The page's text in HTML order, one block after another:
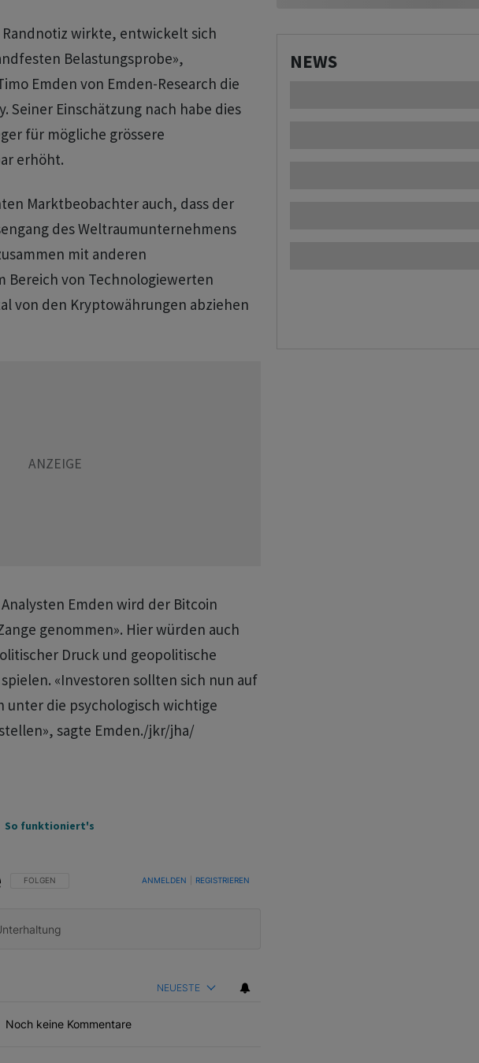
Randnotiz wirkte, entwickelt sich
Belastungsprobe»,
Emden von Emden-Research die
Seiner Einschätzung nach habe dies
für mögliche grössere
erhöht.
Marktbeobachter auch, dass der
des Weltraumunternehmens
mit anderen
Bereich von Technologiewerten
von den Kryptowährungen abziehen
Emden wird der Bitcoin
genommen». Hier würden auch
Druck und geopolitische
«Investoren sollten sich nun auf
unter die psychologisch wichtige
sagte Emden./jkr/jha/
So funktioniert's
FOLGE DIESER UNTERHALTUNG, UM BENACHRICHTIGT ZU WERDEN, WENN NEUE KOMMENTARE VERÖFFENTLICHT
FOLGEN ANMELDEN REGISTRIEREN
NEUESTE
Noch keine Kommentare
NEWS